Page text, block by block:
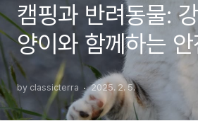
캠핑과 반려동물:
양이와 함께하는 안
법
by classicterra 2025. 2. 5.